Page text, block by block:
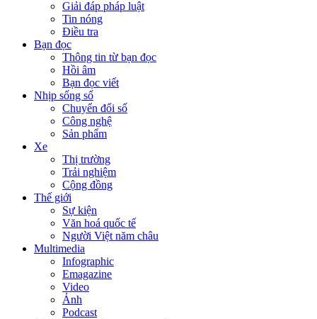
Giải đáp pháp luật
Tin nóng
Điều tra
Bạn đọc
Thông tin từ bạn đọc
Hồi âm
Bạn đọc viết
Nhịp sống số
Chuyển đổi số
Công nghệ
Sản phẩm
Xe
Thị trường
Trải nghiệm
Cộng đồng
Thế giới
Sự kiện
Văn hoá quốc tế
Người Việt năm châu
Multimedia
Infographic
Emagazine
Video
Ảnh
Podcast